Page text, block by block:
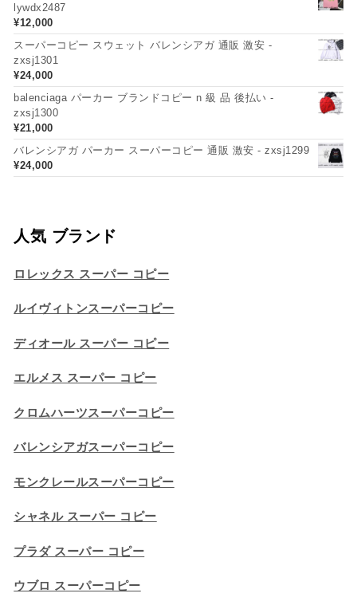
lywdx2487
¥12,000
スーパーコピー スウェット バレンシアガ 通販 激安 -
zxsj1301
¥24,000
balenciaga パーカー ブランドコピー n 級 品 後払い -
zxsj1300
¥21,000
バレンシアガ パーカー スーパーコピー 通販 激安 - zxsj1299
¥24,000
人気 ブランド
ロレックス スーパー コピー
ルイヴィトンスーパーコピー
ディオール スーパー コピー
エルメス スーパー コピー
クロムハーツスーパーコピー
バレンシアガスーパーコピー
モンクレールスーパーコピー
シャネル スーパー コピー
プラダ スーパー コピー
ウブロ スーパーコピー